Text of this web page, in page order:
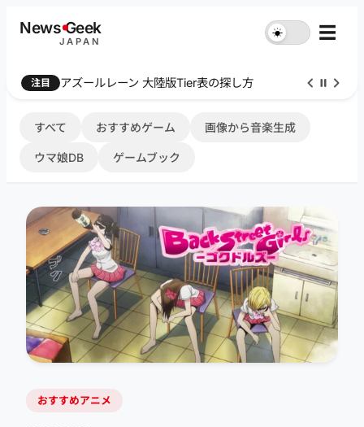
NewsGeek
JAPAN
☀︎ ☰
注目 Farthest Frontier 序盤攻略
すべて おすすめゲーム 画像から音楽生成
ウマ娘DB ゲームブック
おすすめアニメ